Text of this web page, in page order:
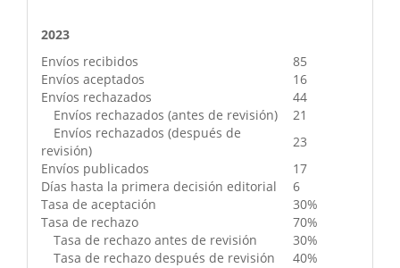
2023
Envíos recibidos
85
Envíos aceptados
16
Envíos rechazados
44
Envíos rechazados (antes de revisión)
21
Envíos rechazados (después de
revisión)
23
Envíos publicados
17
Días hasta la primera decisión editorial
6
Tasa de aceptación
30%
Tasa de rechazo
70%
Tasa de rechazo antes de revisión
30%
Tasa de rechazo después de revisión
40%